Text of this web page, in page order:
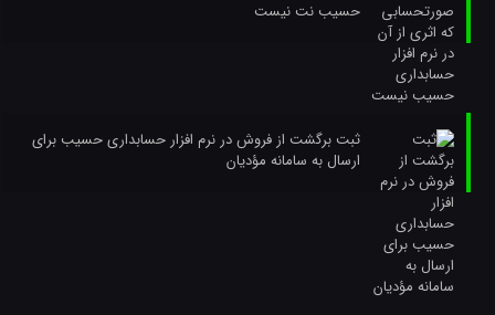
حسیب نت نیست
ثبت برگشت از فروش در نرم افزار حسابداری حسیب برای
ارسال به سامانه مؤدیان